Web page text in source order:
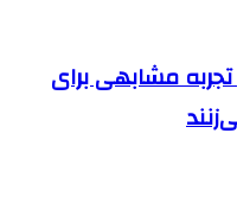
مشابهی برای